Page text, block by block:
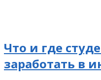
Что и где
заработать в